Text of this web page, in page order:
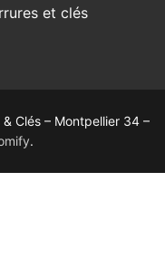
Clés – Montpellier 34 –
.